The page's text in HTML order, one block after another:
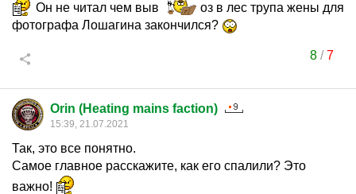
Он не читал чем выв
оз в лес трупа жены для
фотографа Лошагина закончился?
8/7
Orin (Heating mains faction)
15:39, 21.07.2021
Так, это все понятно.
Самое главное расскажите, как его спалили? Это
важно!